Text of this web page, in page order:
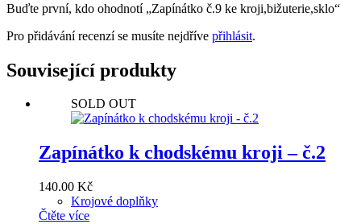
Buďte první, kdo ohodnotí „Zapínátko č.9 ke kroji,bižuterie,sklo“
Pro přidávání recenzí se musíte nejdříve přihlásit.
Související produkty
SOLD OUT
Zapínátko k chodskému kroji – č.2
140.00 Kč
Krojové doplňky
Čtěte více